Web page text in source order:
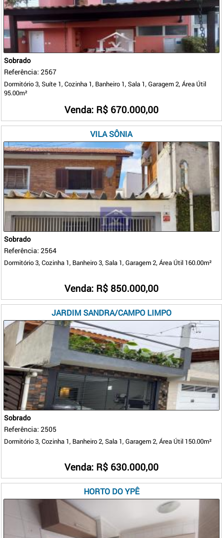
Sobrado
Referência: 2567
Dormitório 3, Suíte 1, Cozinha 1, Banheiro 1, Sala 1, Garagem 2, Área Útil
95.00m²
Venda: R$ 670.000,00
VILA SÔNIA
Sobrado
Referência: 2564
Dormitório 3, Cozinha 1, Banheiro 3, Sala 1, Garagem 2, Área Útil 160.00m²
Venda: R$ 850.000,00
JARDIM SANDRA/CAMPO LIMPO
Sobrado
Referência: 2505
Dormitório 3, Cozinha 1, Banheiro 2, Sala 1, Garagem 2, Área Útil 150.00m²
Venda: R$ 630.000,00
HORTO DO YPÊ